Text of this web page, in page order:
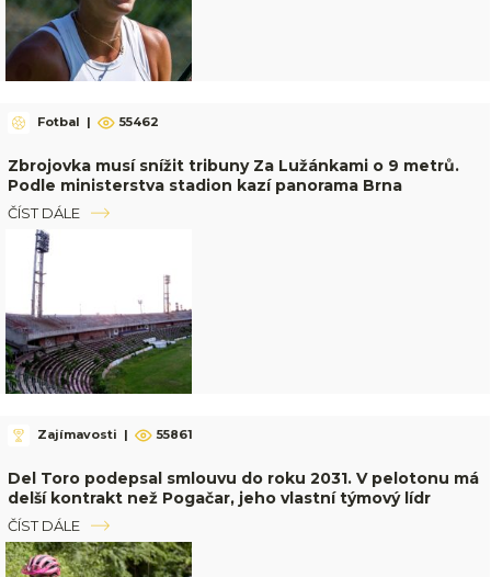
Fotbal | 55462
Zbrojovka musí snížit tribuny Za Lužánkami o 9 metrů.
Podle ministerstva stadion kazí panorama Brna
ČÍST DÁLE
Zajímavosti | 55861
Del Toro podepsal smlouvu do roku 2031. V pelotonu má
delší kontrakt než Pogačar, jeho vlastní týmový lídr
ČÍST DÁLE